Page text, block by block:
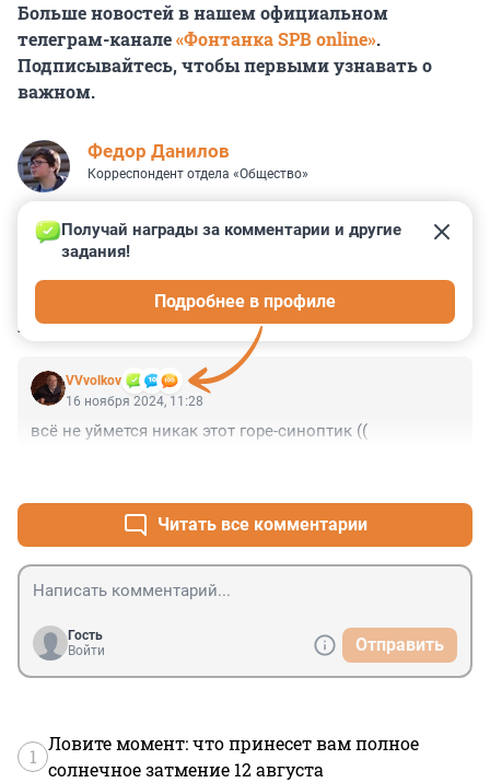
Больше новостей в нашем официальном
телеграм-канале«Фонтанка SPB online».
Подписывайтесь, чтобы первыми узнавать о
важном.
Федор Данилов
Корреспондент отдела «Общество»
КОММЕНТАРИИ 3
VVvolkov
Получай награды за комментарии и другие
задания!
Подробнее в профиле
16 ноября 2024, 11:28
всё не уймется никак этот горе-синоптик ((
Читать все комментарии
Гость
Войти
Отправить
1
Ловите момент: что принесет вам полное
солнечное затмение 12 августа